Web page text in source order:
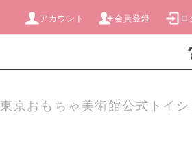
アカウント 会員登録 ロ
東京おもちゃ美術館公式トイ